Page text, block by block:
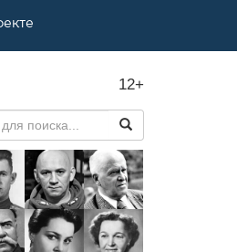
12+